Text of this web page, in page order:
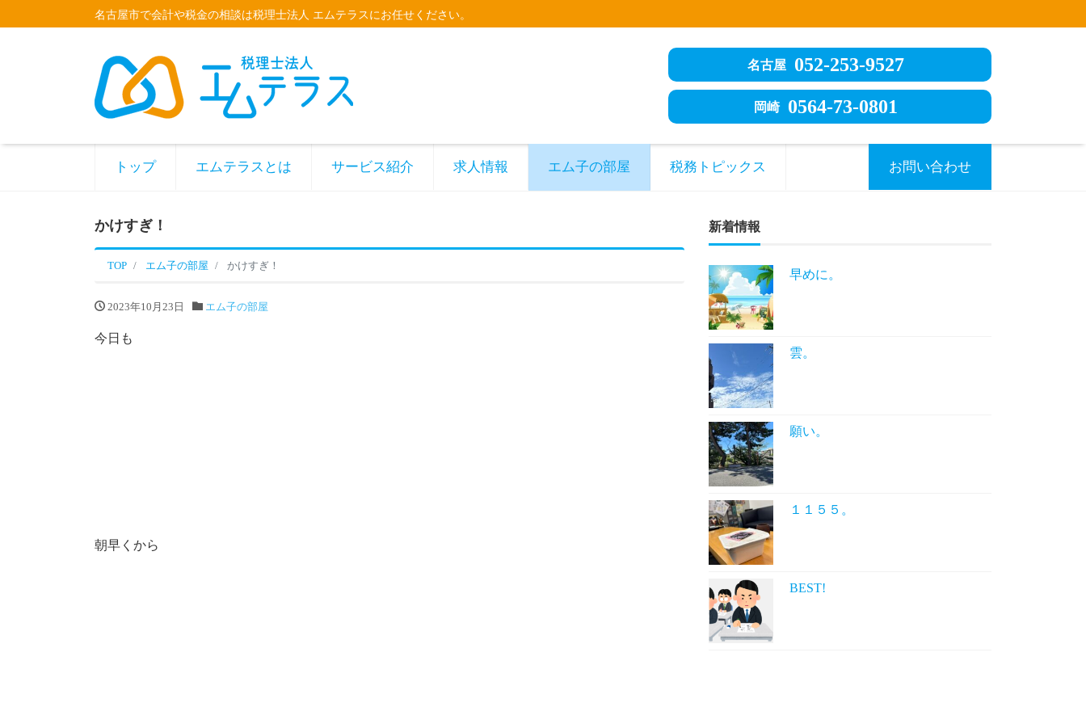
名古屋市で会計や税金の相談は税理士法人 エムテラスにお任せください。
名古屋 052-253-9527
岡崎 0564-73-0801
トップ エムテラスとは サービス紹介 求人情報 エム子の部屋 税務トピックス お問い合わせ
かけすぎ！
TOP エム子の部屋 かけすぎ！
2023年10月23日 エム子の部屋
今日も
朝早くから
新着情報
早めに。
雲。
願い。
１１５５。
BEST!